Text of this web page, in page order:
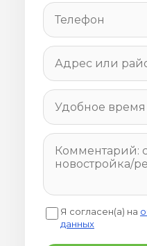
Я согласен(а) на
данных